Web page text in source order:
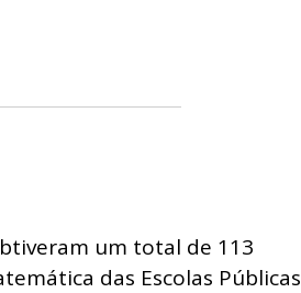
um total de 113
das Escolas Públicas